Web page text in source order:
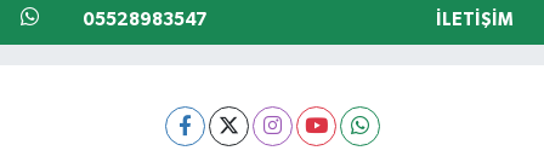
05528983547 İLETIŞIM